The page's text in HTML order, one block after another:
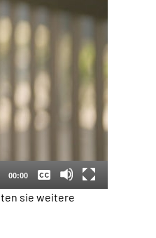
00:00
Keine
sie weitere